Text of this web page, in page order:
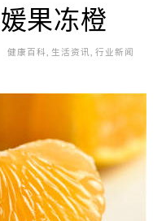
果冻橙
健康百科, 生活资讯, 行业新闻